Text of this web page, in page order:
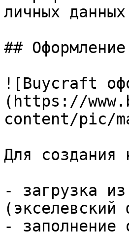
личных
##
![Buycraft
(https://
content/pic/
Для создания
- загрузка
(экселевский
- заполнение